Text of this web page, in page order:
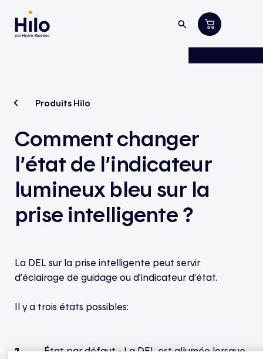
Produits Hilo
Comment changer
l’état de l’indicateur
lumineux bleu sur la
prise intelligente ?
La DEL sur la prise intelligente peut servir
d’éclairage de guidage ou d’indicateur d’état.
Il y a trois états possibles:
État par défaut - La DEL est allumée lorsque